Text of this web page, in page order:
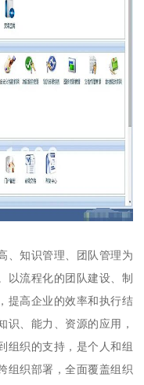
、知识管理、团队管理为
以流程化的团队建设、制
提高企业的效率和执行结
识、能力、资源的应用，
组织的支持，是个人和组
组织部署，全面覆盖组织